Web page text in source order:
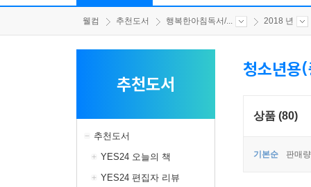
웰컴 추천도서 행복한아침독서/... 2018 년
추천도서
추천도서
YES24 오늘의 책
YES24 편집자 리뷰
청소년
상품 (80)
기본순 판매